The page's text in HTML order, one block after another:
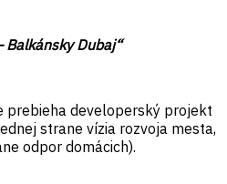
Balkánsky Dubaj“
prebieha developerský projekt
strane vízia rozvoja mesta,
odpor domácich).